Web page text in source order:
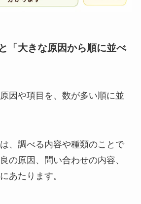
「大きな原因から順に並べ
因や項目を、数が多い順に並
、調べる内容や種類のことで
の原因、問い合わせの内容、
あたります。